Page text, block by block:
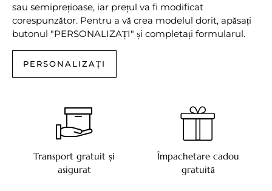
sau semiprețioase, iar prețul va fi modificat
corespunzător. Pentru a vă crea modelul dorit, apăsați
butonul "PERSONALIZAȚI" și completați formularul.
PERSONALIZAȚI
Transport gratuit și
asigurat
Împachetare cadou
gratuită